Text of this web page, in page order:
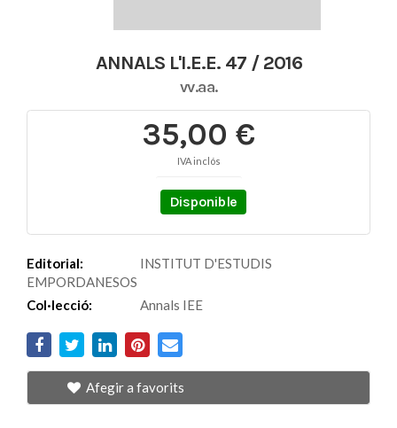
ANNALS L'I.E.E. 47 / 2016
vv.aa.
35,00 €
IVA inclós
Disponible
Editorial:
INSTITUT D'ESTUDIS
EMPORDANESOS
Col·lecció:
Annals IEE
Afegir a favorits